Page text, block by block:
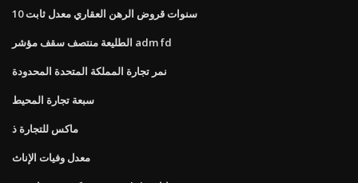
10 سنوات قروض الرهن العقاري معدل ثابت
الطليعة منتصف سقف مؤشر adm fd
نمر تجارة المملكة المتحدة المحدودة
سبعة تجارة المحيط
ماكس للتجارة ذ
معدل وفيات الإناث